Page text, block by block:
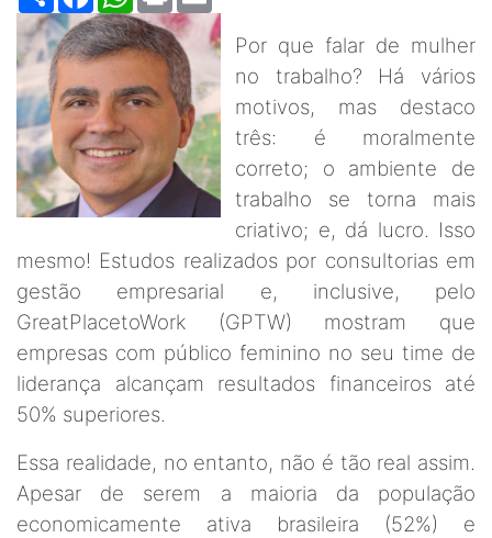
Por que falar de mulher
no trabalho? Há vários
motivos, mas destaco
três: é moralmente
correto; o ambiente de
trabalho se torna mais
criativo; e, dá lucro. Isso
mesmo! Estudos realizados por consultorias em
gestão empresarial e, inclusive, pelo
GreatPlacetoWork (GPTW) mostram que
empresas com público feminino no seu time de
liderança alcançam resultados financeiros até
50% superiores.
Essa realidade, no entanto, não é tão real assim.
Apesar de serem a maioria da população
economicamente ativa brasileira (52%) e